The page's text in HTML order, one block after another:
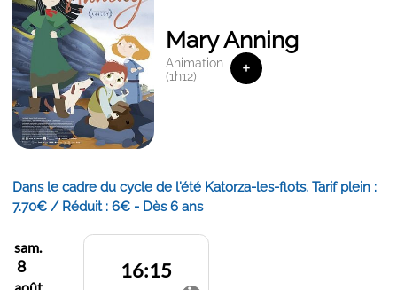
Mary Anning
Animation
(1h12)
+
Dans le cadre du cycle de l'été Katorza-les-flots. Tarif plein :
7.70€ / Réduit : 6€ - Dès 6 ans
sam.
8 16:15